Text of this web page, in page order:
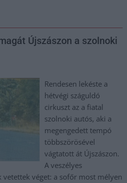
Újszászon a szolnoki
Rendesen lekéste a
hétvégi száguldó
cirkuszt az a fiatal
szolnoki autós, aki a
megengedett tempó
többszörösével
vágtatott át Újszászon.
A veszélyes
véget: a sofőr most mélyen